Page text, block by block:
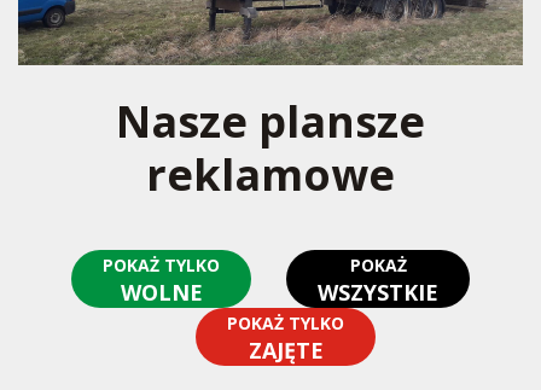
Nasze plansze
reklamowe
POKAŻ TYLKO
WOLNE
POKAŻ
WSZYSTKIE
POKAŻ TYLKO
ZAJĘTE